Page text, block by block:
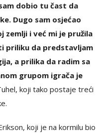
dobio tu čast da
Dugo sam osjećao
zemlji i već mi je pružila
priliku da predstavljam
a prilika da radim sa
grupom igrača je
koji tako postaje treći
koji je na kormilu bio